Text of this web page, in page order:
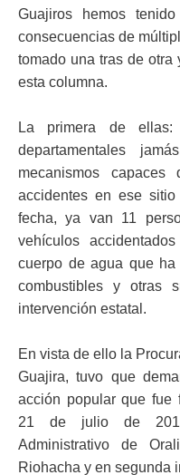
Guajiros hemos
consecuencias de
tomado una tras de otra
esta columna.
La primera de
departamentales
mecanismos
accidentes en ese
fecha, ya van 11
vehículos
cuerpo de agua que
combustibles y otras
intervención estatal.
En vista de ello la
Guajira, tuvo que
acción popular que fue
21 de julio de
Administrativo de
Riohacha y en segunda